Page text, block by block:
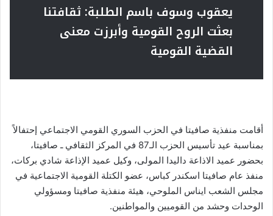
يعقوب وسوف باسم الطلبة:ثقافتنا
بعثت الروح القومية وأبرزت معنى
القضية القومية
أقامت منفذية صافيتا في الحزب السوري القومي الاجتماعي إحتفالاً
بمناسبة عيد تأسيس الحزب الـ87 في المركز الثقافي ـ صافيتا،
بحضور عميد الاذاعة داليدا المولى، وكيل عميد الإذاعة شادي بركات،
منفذ عام صافيتا اسكندر كباس، عضو الكتلة القومية الاجتماعية في
مجلس الشعب ايناس الملوحي، هيئة منفذية صافيتا ومسؤولي
الوحدات وحشد من القوميين والمواطنين.